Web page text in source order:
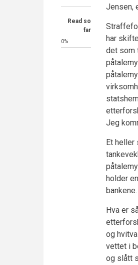
Read so
far
0%
Jensen,
har
det som
Jeg
Et heller
holder
Hva er
og
vettet i
og slått